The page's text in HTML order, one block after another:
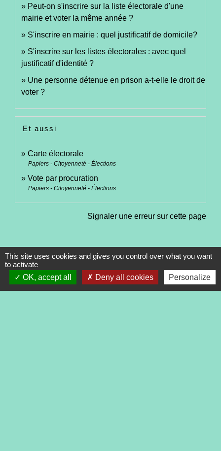
Peut-on s'inscrire sur la liste électorale d'une
mairie et voter la même année ?
S'inscrire en mairie : quel justificatif de domicile?
S'inscrire sur les listes électorales : avec quel
justificatif d'identité ?
Une personne détenue en prison a-t-elle le droit de
voter ?
Et aussi
Carte électorale
Papiers - Citoyenneté - Élections
Vote par procuration
Papiers - Citoyenneté - Élections
Signaler une erreur sur cette page
Contacts
This site uses cookies and gives you control over what you want
to activate
OK, accept all
Deny all cookies Personalize